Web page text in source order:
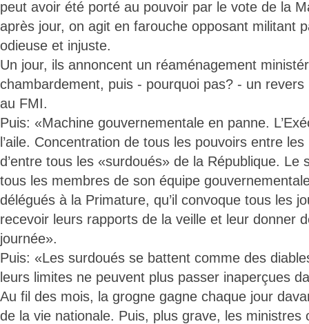
peut avoir été porté au pouvoir par le vote de la
après jour, on agit en farouche opposant militant
odieuse et injuste.
Un jour, ils annoncent un réaménagement
chambardement, puis - pourquoi pas? - un
au FMI.
Puis: «Machine gouvernementale en panne.
l’aile. Concentration de tous les pouvoirs entre
d’entre tous les «surdoués» de la République. Le
tous les membres de son équipe
délégués à la Primature, qu’il convoque tous les
recevoir leurs rapports de la veille et leur donner
journée».
Puis: «Les surdoués se battent comme des
leurs limites ne peuvent plus passer inaperçues
Au fil des mois, la grogne gagne chaque jour
de la vie nationale. Puis, plus grave, les ministres